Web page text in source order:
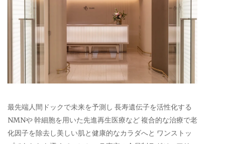
最先端人間ドックで未来を予測し 長寿遺伝子を活性化する
NMNや 幹細胞を用いた先進再生医療など 複合的な治療で老
化因子を除去し美しい肌と健康的なカラダへと ワンストッ